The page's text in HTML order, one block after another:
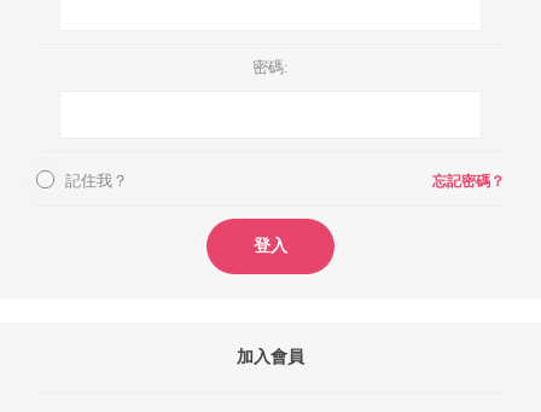
密碼:
記住我？ 忘記密碼？
登入
加入會員